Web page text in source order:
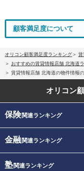
顧客満足度について
オリコン顧客満足度ランキング
賃
おすすめの賃貸情報店舗 北海道
賃貸情報店舗 北海道の物件情報
オリコン
保険関連ランキング
金融関連ランキング
塾関連ランキング